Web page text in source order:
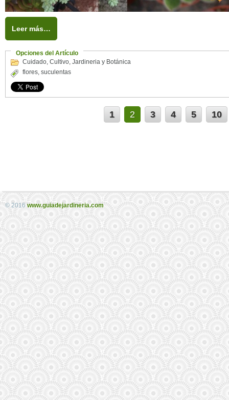
Leer más…
Opciones del Artículo
Cuidado, Cultivo, Jardineria y Botánica
flores, suculentas
1 2 3 4 5 10
© 2016 www.guiadejardineria.com